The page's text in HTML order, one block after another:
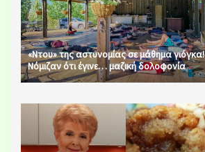
«Ντου» της αστυνομίας σε μάθημα γιόγκα!
Νόμιζαν ότι έγινε… μαζική δολοφονία